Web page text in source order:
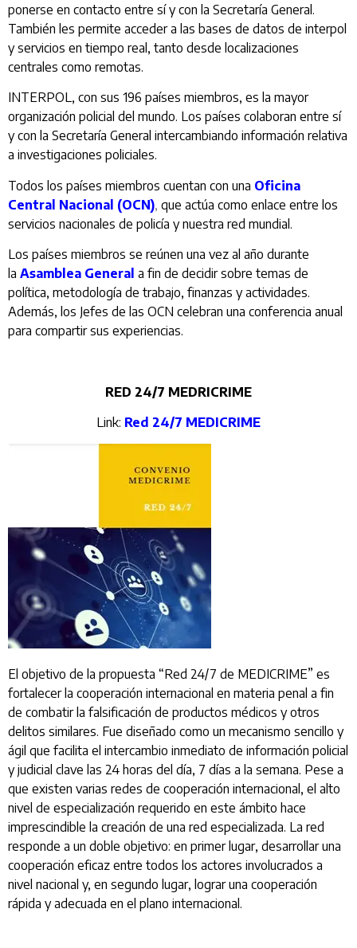
ponerse en contacto entre sí y con la Secretaría General.
También les permite acceder a las bases de datos de interpol
y servicios en tiempo real, tanto desde localizaciones
centrales como remotas.
INTERPOL, con sus 196 países miembros, es la mayor
organización policial del mundo. Los países colaboran entre sí
y con la Secretaría General intercambiando información relativa
a investigaciones policiales.
Todos los países miembros cuentan con una Oficina
Central Nacional (OCN), que actúa como enlace entre los
servicios nacionales de policía y nuestra red mundial.
Los países miembros se reúnen una vez al año durante
la Asamblea General a fin de decidir sobre temas de
política, metodología de trabajo, finanzas y actividades.
Además, los Jefes de las OCN celebran una conferencia anual
para compartir sus experiencias.
RED 24/7 MEDRICRIME
Link: Red 24/7 MEDICRIME
El objetivo de la propuesta “Red 24/7 de MEDICRIME” es
fortalecer la cooperación internacional en materia penal a fin
de combatir la falsificación de productos médicos y otros
delitos similares. Fue diseñado como un mecanismo sencillo y
ágil que facilita el intercambio inmediato de información policial
y judicial clave las 24 horas del día, 7 días a la semana. Pese a
que existen varias redes de cooperación internacional, el alto
nivel de especialización requerido en este ámbito hace
imprescindible la creación de una red especializada. La red
responde a un doble objetivo: en primer lugar, desarrollar una
cooperación eficaz entre todos los actores involucrados a
nivel nacional y, en segundo lugar, lograr una cooperación
rápida y adecuada en el plano internacional.